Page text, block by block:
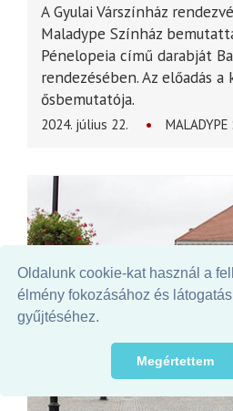
Oldalunk cookie-kat használ a
élmény fokozásához és
gyűjtéséhez.
Megértettem
A Gyulai Várszínház
Maladype Színház
Pénelopeia című darabját
rendezésében. Az előadás
ősbemutatója.
2024. július 22.